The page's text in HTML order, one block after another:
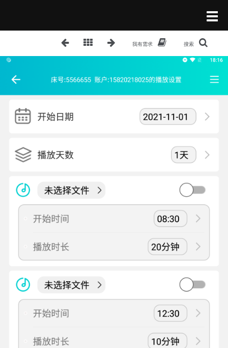
我有需求 搜索